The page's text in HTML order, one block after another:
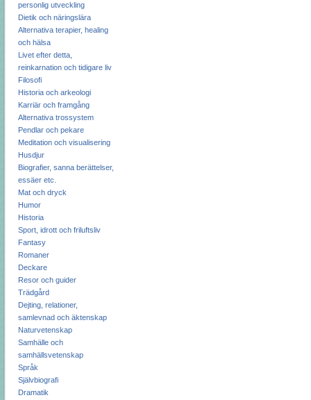
personlig utveckling
Dietik och näringslära
Alternativa terapier, healing
och hälsa
Livet efter detta,
reinkarnation och tidigare liv
Filosofi
Historia och arkeologi
Karriär och framgång
Alternativa trossystem
Pendlar och pekare
Meditation och visualisering
Husdjur
Biografier, sanna berättelser,
essäer etc.
Mat och dryck
Humor
Historia
Sport, idrott och friluftsliv
Fantasy
Romaner
Deckare
Resor och guider
Trädgård
Dejting, relationer,
samlevnad och äktenskap
Naturvetenskap
Samhälle och
samhällsvetenskap
Språk
Självbiografi
Dramatik